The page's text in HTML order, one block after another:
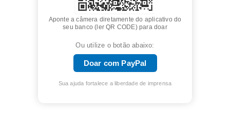
Aponte a câmera diretamente do aplicativo do
seu banco (ler QR CODE) para doar
Ou utilize o botão abaixo:
Doar com PayPal
Sua ajuda fortalece a liberdade de imprensa